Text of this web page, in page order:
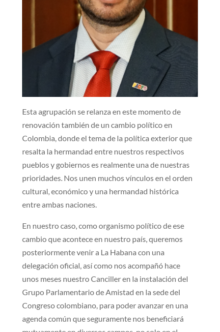
Esta agrupación se relanza en este momento de
renovación también de un cambio político en
Colombia, donde el tema de la política exterior que
resalta la hermandad entre nuestros respectivos
pueblos y gobiernos es realmente una de nuestras
prioridades. Nos unen muchos vínculos en el orden
cultural, económico y una hermandad histórica
entre ambas naciones.
En nuestro caso, como organismo político de ese
cambio que acontece en nuestro país, queremos
posteriormente venir a La Habana con una
delegación oficial, así como nos acompañó hace
unos meses nuestro Canciller en la instalación del
Grupo Parlamentario de Amistad en la sede del
Congreso colombiano, para poder avanzar en una
agenda común que seguramente nos beneficiará